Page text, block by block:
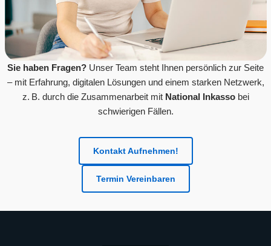
Sie haben Fragen? Unser Team steht Ihnen persönlich zur Seite
– mit Erfahrung, digitalen Lösungen und einem starken Netzwerk,
z. B. durch die Zusammenarbeit mit National Inkassobei
schwierigen Fällen.
Kontakt Aufnehmen!
Termin Vereinbaren